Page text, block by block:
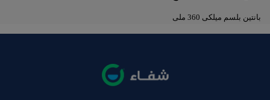
بانتين بلسم ميلكى 360 ملى